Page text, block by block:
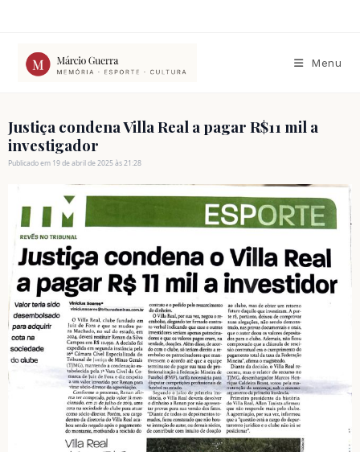
conteúdo
Menu
Justiça condena Villa Real a pagar R$11 mil a
investigador
Publicado em 19 de abril de 2025 às 21:28